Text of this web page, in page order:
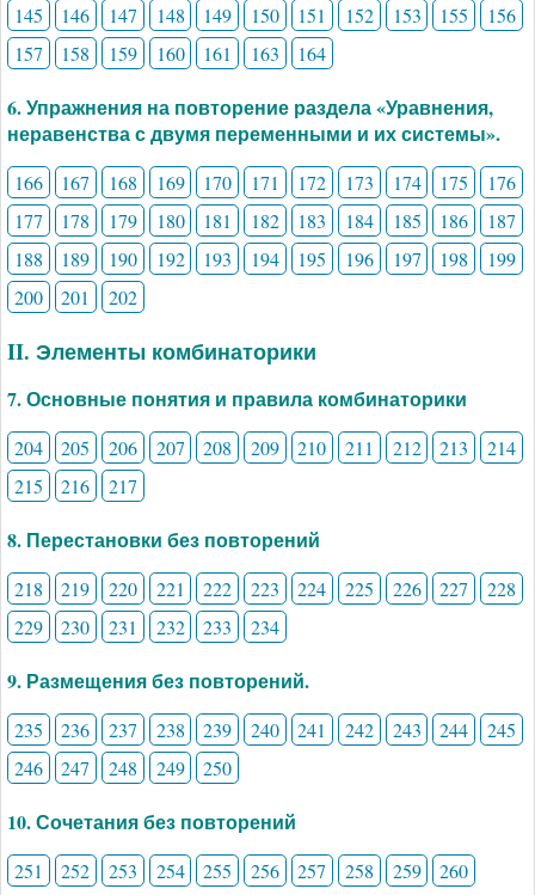
145 146 147 148 149 150 151 152 153 155
156
157
158 159 160 161 163 164
6. Упражнения на повторение раздела «Уравнения,
неравенства с двумя переменными и их системы».
166 167 168 169 170 171 172 173 174 175
176
177
178 179 180 181 182 183 184 185 186
187
188
189 190 192 193 194 195 196 197 198
199
200
201 202
II. Элементы комбинаторики
7. Основные понятия и правила комбинаторики
204 205 206 207 208 209 210 211 212 213
214
215
216 217
8. Перестановки без повторений
218 219 220 221 222 223 224 225 226 227
228
229
230 231 232 233 234
9. Размещения без повторений.
235 236 237 238 239 240 241 242 243 244
245
246
247 248 249 250
10. Сочетания без повторений
251 252 253 254 255 256 257 258 259 260